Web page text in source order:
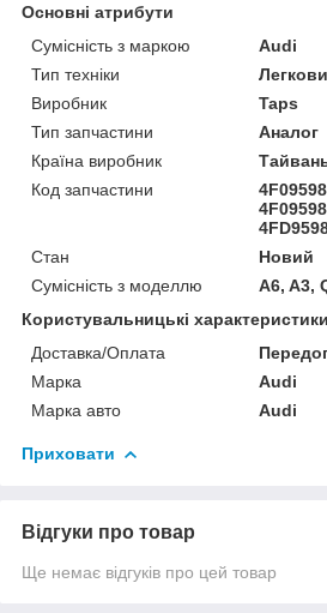
Основні атрибути
Сумісність з маркою
Audi
Тип техніки
Виробник
Taps
Тип запчастини
Аналог
Країна виробник
Код запчастини
Стан
Новий
Сумісність з моделлю
A6, A3,
Користувальницькі характеристики
Доставка/Оплата
Марка
Audi
Марка авто
Audi
Приховати
Відгуки про товар
Ще немає відгуків про цей товар